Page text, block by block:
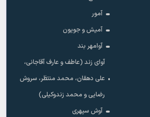
آمور
آمیش و جویون
آوامهر بند
آوای زند (عاطف و عارف آقاجانی،
علی دهقان، محمد منتظر، سروش
رضایی و محمد زندوکیلی)
آوش سپهری